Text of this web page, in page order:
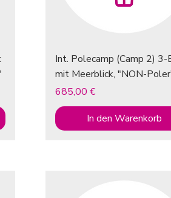
Int. Polecamp (Camp 2)
mit Meerblick, "NON-
Preis
685,00 €
In den Warenkorb